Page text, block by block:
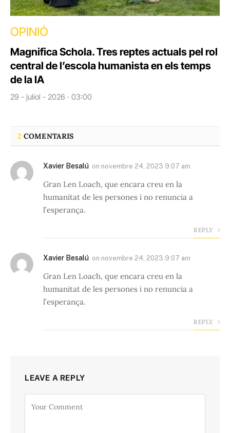
OPINIÓ
Magnifica Schola. Tres reptes actuals pel rol
central de l’escola humanista en els temps
de la IA
29 - juliol - 2026 · 03:00
2 COMENTARIS
Xavier Besalú on novembre 24, 2023 9:07 am
Gran Len Loach, que encara creu en la
humanitat de les persones i no renuncia a
l’esperança.
REPLY
Xavier Besalú on novembre 24, 2023 9:07 am
Gran Len Loach, que encara creu en la
humanitat de les persones i no renuncia a
l’esperança.
REPLY
LEAVE A REPLY